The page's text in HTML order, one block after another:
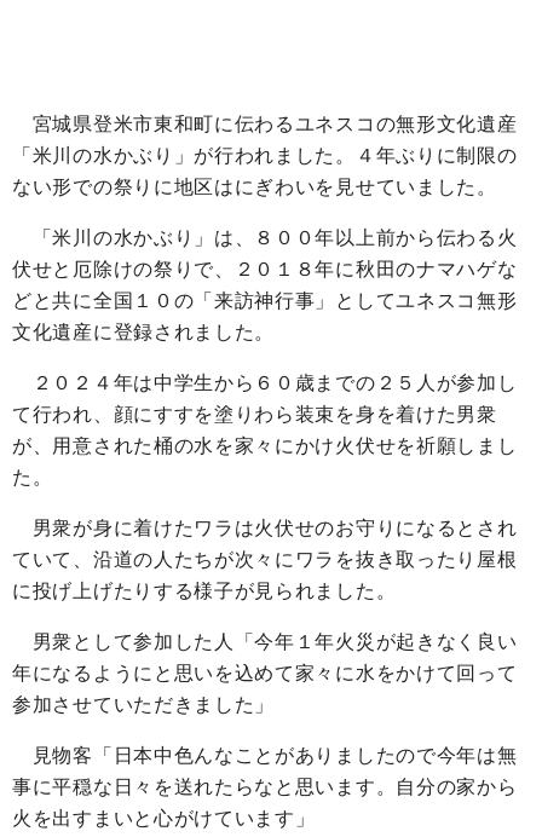
宮城県登米市東和町に伝わるユネスコの無形文化遺産
「米川の水かぶり」が行われました。４年ぶりに制限の
ない形での祭りに地区はにぎわいを見せていました。
「米川の水かぶり」は、８００年以上前から伝わる火
伏せと厄除けの祭りで、２０１８年に秋田のナマハゲな
どと共に全国１０の「来訪神行事」としてユネスコ無形
文化遺産に登録されました。
２０２４年は中学生から６０歳までの２５人が参加し
て行われ、顔にすすを塗りわら装束を身を着けた男衆
が、用意された桶の水を家々にかけ火伏せを祈願しまし
た。
男衆が身に着けたワラは火伏せのお守りになるとされ
ていて、沿道の人たちが次々にワラを抜き取ったり屋根
に投げ上げたりする様子が見られました。
男衆として参加した人「今年１年火災が起きなく良い
年になるようにと思いを込めて家々に水をかけて回って
参加させていただきました」
見物客「日本中色んなことがありましたので今年は無
事に平穏な日々を送れたらなと思います。自分の家から
火を出すまいと心がけています」